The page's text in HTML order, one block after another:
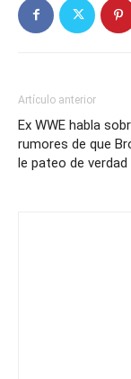
Artículo anterior
Ex WWE habla
rumores de que
le pateo de